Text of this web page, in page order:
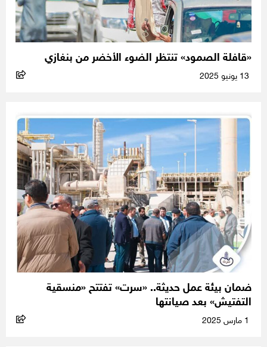
«قافلة الصمود» تنتظر الضوء الأخضر من بنغازي
ضمان بيئة عمل حديثة.. «سرت» تفتتح «منسقية
التفتيش» بعد صيانتها